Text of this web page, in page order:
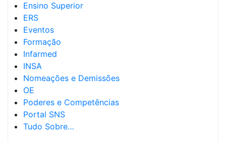
Ensino Superior
ERS
Eventos
Formação
Infarmed
INSA
Nomeações e Demissões
OE
Poderes e Competências
Portal SNS
Tudo Sobre…